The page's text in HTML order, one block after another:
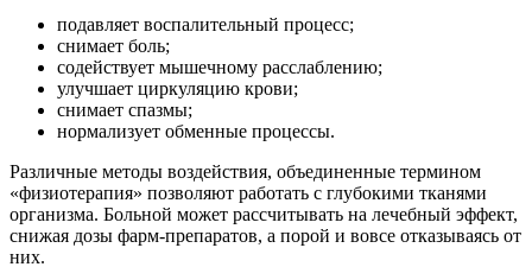
подавляет воспалительный процесс;
снимает боль;
содействует мышечному расслаблению;
улучшает циркуляцию крови;
снимает спазмы;
нормализует обменные процессы.
Различные методы воздействия, объединенные термином
«физиотерапия» позволяют работать с глубокими тканями
организма. Больной может рассчитывать на лечебный эффект,
снижая дозы фарм-препаратов, а порой и вовсе отказываясь от
них.